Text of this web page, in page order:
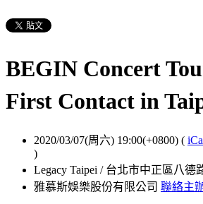
BEGIN Concert
First Contact in
2020/03/07(周六) 19:00(+0800) (
)
Legacy Taipei / 台北市中正區八德
雅慕斯娛樂股份有限公司 聯絡主